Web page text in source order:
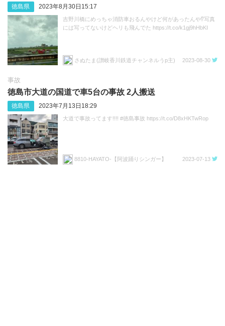
徳島県 2023年8月30日15:17
吉野川橋にめっちゃ消防車おるんやけど何があったんや⁉︎写真
には写ってないけどヘリも飛んでた https://t.co/k1gj9hHbKI
さぬたま(讃岐香川鉄道チャンネルうp主) 2023-08-30
事故
徳島市大道の国道で車5台の事故 2人搬送
徳島県 2023年7月13日18:29
大道で事故ってます!!!! #徳島事故 https://t.co/D8xHKTwRop
8810-HAYATO-【阿波踊りシンガー】 2023-07-13